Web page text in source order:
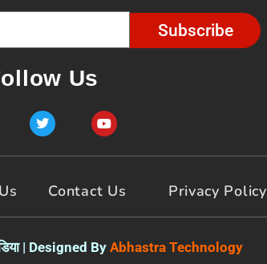
Subscribe
Us
T
w
i
t
Y
o
u
t
e
Contact Us Privacy Policy
| Designed By Abhastra Technology